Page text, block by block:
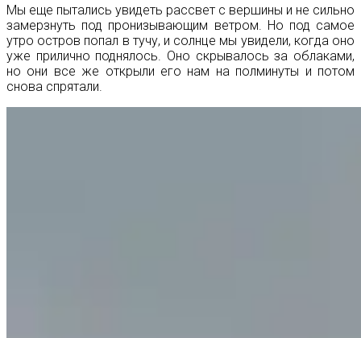
Мы еще пытались увидеть рассвет с вершины и не сильно
замерзнуть под пронизывающим ветром. Но под самое
утро остров попал в тучу, и солнце мы увидели, когда оно
уже прилично поднялось. Оно скрывалось за облаками,
но они все же открыли его нам на полминуты и потом
снова спрятали.